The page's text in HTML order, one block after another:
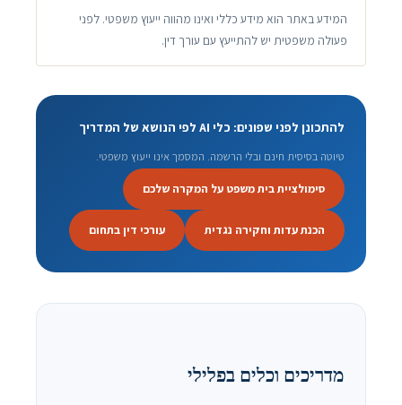
המידע באתר הוא מידע כללי ואינו מהווה ייעוץ משפטי. לפני
פעולה משפטית יש להתייעץ עם עורך דין.
להתכונן לפני שפונים: כלי AI לפי הנושא של המדריך
טיוטה בסיסית חינם ובלי הרשמה. המסמך אינו ייעוץ משפטי.
סימולציית בית משפט על המקרה שלכם
הכנת עדות וחקירה נגדית עורכי דין בתחום
מדריכים וכלים בפלילי